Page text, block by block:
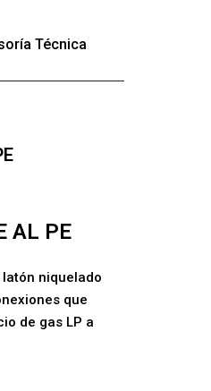
Técnica
AL PE
niquelado
que
de gas LP a